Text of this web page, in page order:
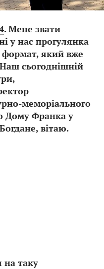
. Мене звати
у нас прогулянка
який вже
сьогоднішній
меморіального
Дому Франка у
вітаю.
на таку